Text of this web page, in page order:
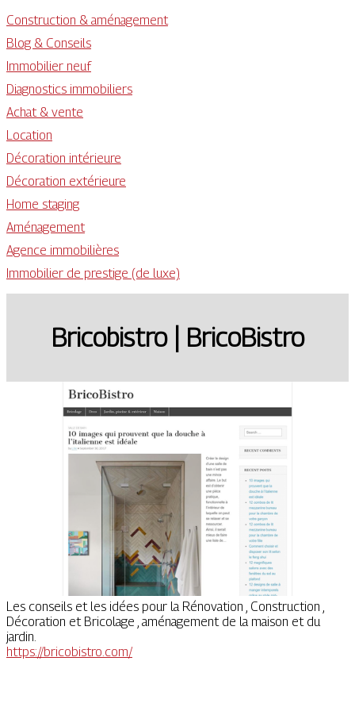
Construction & aménagement
Blog & Conseils
Immobilier neuf
Diagnostics immobiliers
Achat & vente
Location
Décoration intérieure
Décoration extérieure
Home staging
Aménagement
Agence immobilières
Immobilier de prestige (de luxe)
Bricobistro | BricoBistro
Les conseils et les idées pour la Rénovation , Construction ,
Décoration et Bricolage , aménagement de la maison et du
jardin.
https://bricobistro.com/